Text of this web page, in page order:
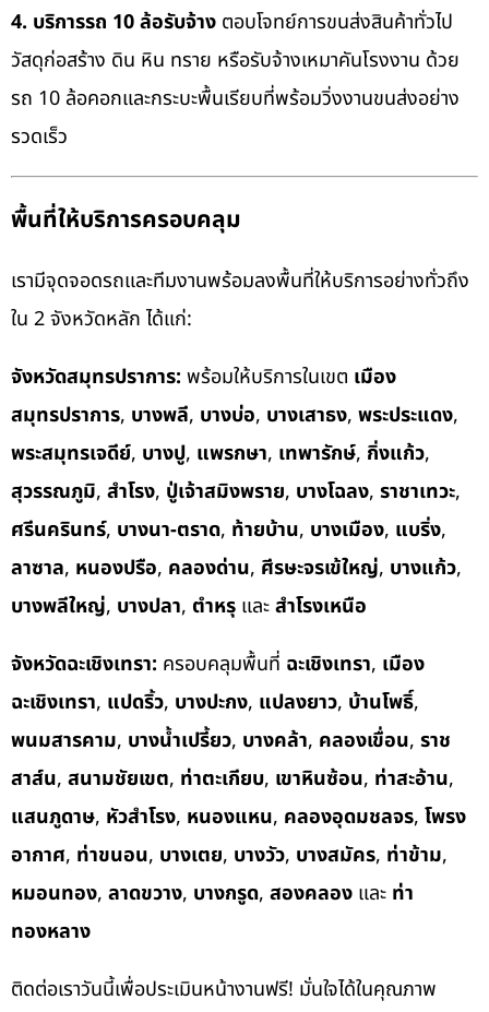
4. บริการรถ 10 ล้อรับจ้าง ตอบโจทย์การขนส่งสินค้าทั่วไป
วัสดุก่อสร้าง ดิน หิน ทราย หรือรับจ้างเหมาคันโรงงาน ด้วย
รถ 10 ล้อคอกและกระบะพื้นเรียบที่พร้อมวิ่งงานขนส่งอย่าง
รวดเร็ว
พื้นที่ให้บริการครอบคลุม
เรามีจุดจอดรถและทีมงานพร้อมลงพื้นที่ให้บริการอย่างทั่วถึง
ใน 2 จังหวัดหลัก ได้แก่:
จังหวัดสมุทรปราการ: พร้อมให้บริการในเขต เมือง
สมุทรปราการ, บางพลี, บางบ่อ, บางเสาธง, พระประแดง,
พระสมุทรเจดีย์, บางปู, แพรกษา, เทพารักษ์, กิ่งแก้ว,
สุวรรณภูมิ, สำโรง, ปู่เจ้าสมิงพราย, บางโฉลง, ราชาเทวะ,
ศรีนครินทร์, บางนา-ตราด, ท้ายบ้าน, บางเมือง, แบริ่ง,
ลาซาล, หนองปรือ, คลองด่าน, ศีรษะจรเข้ใหญ่, บางแก้ว,
บางพลีใหญ่, บางปลา, ตำหรุ และสำโรงเหนือ
จังหวัดฉะเชิงเทรา: ครอบคลุมพื้นที่ ฉะเชิงเทรา, เมือง
ฉะเชิงเทรา, แปดริ้ว, บางปะกง, แปลงยาว, บ้านโพธิ์,
พนมสารคาม, บางน้ำเปรี้ยว, บางคล้า, คลองเขื่อน, ราช
สาส์น, สนามชัยเขต, ท่าตะเกียบ, เขาหินซ้อน, ท่าสะอ้าน,
แสนภูดาษ, หัวสำโรง, หนองแหน, คลองอุดมชลจร, โพรง
อากาศ, ท่าขนอน, บางเตย, บางวัว, บางสมัคร, ท่าข้าม,
หมอนทอง, ลาดขวาง, บางกรูด, สองคลอง และ ท่า
ทองหลาง
ติดต่อเราวันนี้เพื่อประเมินหน้างานฟรี! มั่นใจได้ในคุณภาพ